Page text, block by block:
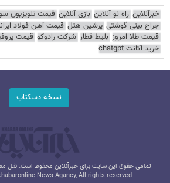
خبرآنلاین راه نو آنلاین بازی آنلاین قیمت تلویزیون
جراح بینی گوشتی پرشین هتل قیمت آهن فولاد
قیمت طلا امروز بلیط قطار شرکت رادوکو قیمت
خرید اکانت chatgpt
نسخه دسکتاپ
تمامی حقوق این سایت برای خبرآنلاین محفوظ است. نقل
News Agancy, All rights reserved